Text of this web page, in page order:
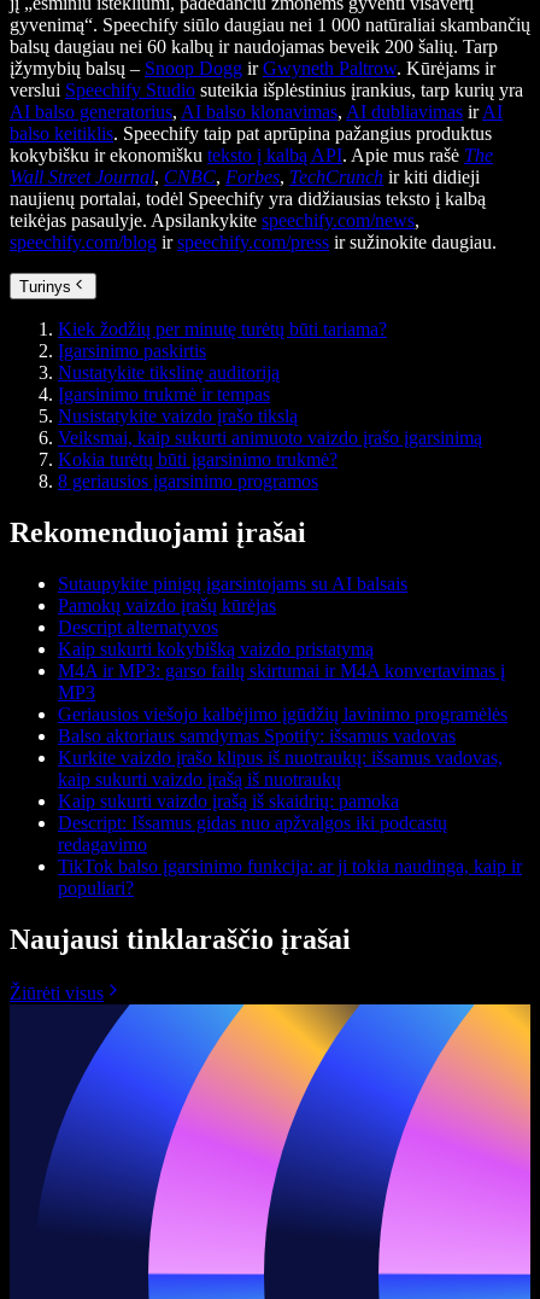
gyvenimą“. Speechify siūlo daugiau nei 1 000 natūraliai skambančių
balsų daugiau nei 60 kalbų ir naudojamas beveik 200 šalių. Tarp
įžymybių balsų – Snoop Dogg irGwyneth Paltrow. Kūrėjams ir
verslui Speechify Studio suteikia išplėstinius įrankius, tarp kurių yra
AI balso generatorius, AI balso klonavimas, AI dubliavimas irAI
balso keitiklis. Speechify taip pat aprūpina pažangius produktus
kokybišku ir ekonomišku teksto į kalbą API. Apie mus rašė The
Wall Street Journal, CNBC, Forbes, TechCrunch ir kiti didieji
naujienų portalai, todėl Speechify yra didžiausias teksto į kalbą
teikėjas pasaulyje. Apsilankykite speechify.com/news,
speechify.com/blog irspeechify.com/press ir sužinokite daugiau.
Turinys
Kiek žodžių per minutę turėtų būti tariama?
Įgarsinimo paskirtis
Nustatykite tikslinę auditoriją
Įgarsinimo trukmė ir tempas
Nusistatykite vaizdo įrašo tikslą
Veiksmai, kaip sukurti animuoto vaizdo įrašo įgarsinimą
Kokia turėtų būti įgarsinimo trukmė?
8 geriausios įgarsinimo programos
Rekomenduojami įrašai
Sutaupykite pinigų įgarsintojams su AI balsais
Pamokų vaizdo įrašų kūrėjas
Descript alternatyvos
Kaip sukurti kokybišką vaizdo pristatymą
M4A ir MP3: garso failų skirtumai ir M4A konvertavimas į
MP3
Geriausios viešojo kalbėjimo įgūdžių lavinimo programėlės
Balso aktoriaus samdymas Spotify: išsamus vadovas
Kurkite vaizdo įrašo klipus iš nuotraukų: išsamus vadovas,
kaip sukurti vaizdo įrašą iš nuotraukų
Kaip sukurti vaizdo įrašą iš skaidrių: pamoka
Descript: Išsamus gidas nuo apžvalgos iki podcastų
redagavimo
TikTok balso įgarsinimo funkcija: ar ji tokia naudinga, kaip ir
populiari?
Naujausi tinklaraščio įrašai
Žiūrėti visus